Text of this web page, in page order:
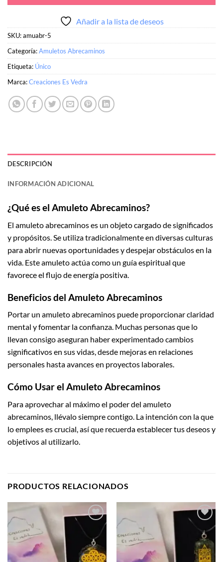
Añadir a la lista de deseos
SKU:amuabr-5
Categoría:Amuletos Abrecaminos
Etiqueta: Único
Marca:Creaciones Es Vedra
DESCRIPCIÓN
INFORMACIÓN ADICIONAL
¿Qué es el Amuleto Abrecaminos?
El amuleto abrecaminos es un objeto cargado de significados
y propósitos. Se utiliza tradicionalmente en diversas culturas
para abrir nuevas oportunidades y despejar obstáculos en la
vida. Este amuleto actúa como un guía espiritual que
favorece el flujo de energía positiva.
Beneficios del Amuleto Abrecaminos
Portar un amuleto abrecaminos puede proporcionar claridad
mental y fomentar la confianza. Muchas personas que lo
llevan consigo aseguran haber experimentado cambios
significativos en sus vidas, desde mejoras en relaciones
personales hasta avances en proyectos laborales.
Cómo Usar el Amuleto Abrecaminos
Para aprovechar al máximo el poder del amuleto
abrecaminos, llévalo siempre contigo. La intención con la que
lo emplees es crucial, así que recuerda establecer tus deseos y
objetivos al utilizarlo.
PRODUCTOS RELACIONADOS
lista de
deseos
Añadir
a la
lista de
deseos